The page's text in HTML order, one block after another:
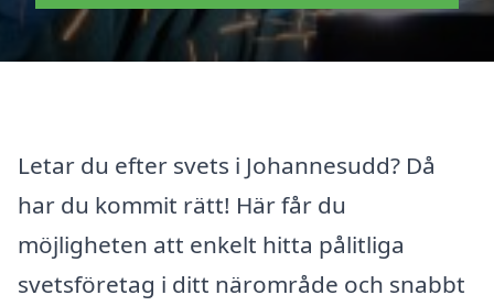
Letar du efter svets i Johannesudd? Då
har du kommit rätt! Här får du
möjligheten att enkelt hitta pålitliga
svetsföretag i ditt närområde och snabbt